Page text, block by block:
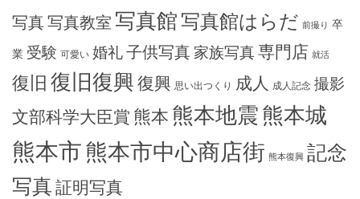
写真写真教室 写真館 写真館はらだ 前撮り 卒
業 受験 可愛い 婚礼子供写真 家族写真専門店 就活
復旧 復旧復興 復興 思い出つくり 成人 成人記念 撮影
文部科学大臣賞 熊本 熊本地震熊本城
熊本市熊本市中心商店街 熊本復興 記念
写真証明写真